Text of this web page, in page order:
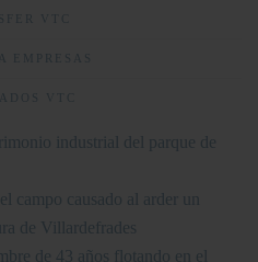
VTC
EMPRESAS
VTC
industrial del parque de
campo causado al arder un
de Villardefrades
de 43 años flotando en el